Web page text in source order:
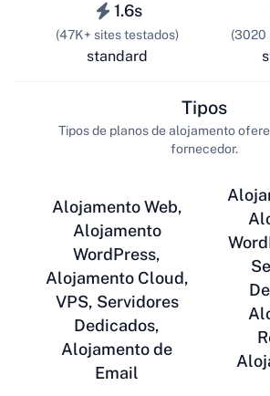
1.6s
(47K+ sites testados)
standard
(3020
Alojamento Web,
Alojamento
WordPress,
Alojamento Cloud,
VPS, Servidores
Dedicados,
Alojamento de
Email
Tipos
Tipos de planos de alojamento
fornecedor.